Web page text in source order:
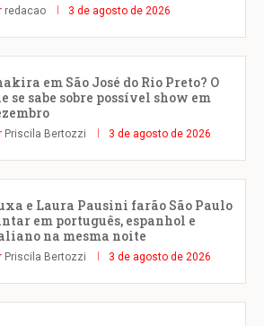
redacao 3 de agosto de 2026
em São José do Rio Preto? O
se sabe sobre possível show em
Priscila Bertozzi 3 de agosto de 2026
e Laura Pausini farão São Paulo
em português, espanhol e
na mesma noite
Priscila Bertozzi 3 de agosto de 2026